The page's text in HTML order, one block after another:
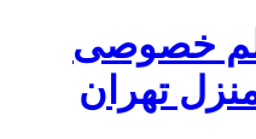
خصوصی
تهران